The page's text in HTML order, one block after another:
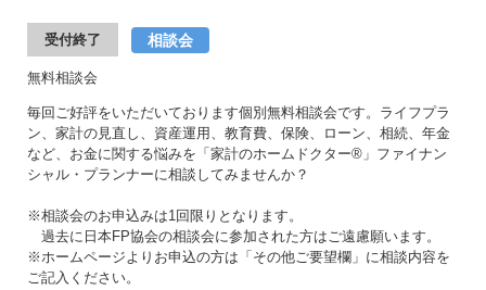
受付終了 相談会
無料相談会
毎回ご好評をいただいております個別無料相談会です。ライフプラ
ン、家計の見直し、資産運用、教育費、保険、ローン、相続、年金
など、お金に関する悩みを「家計のホームドクター®」ファイナン
シャル・プランナーに相談してみませんか？
※相談会のお申込みは1回限りとなります。
過去に日本FP協会の相談会に参加された方はご遠慮願います。
※ホームページよりお申込の方は「その他ご要望欄」に相談内容を
ご記入ください。